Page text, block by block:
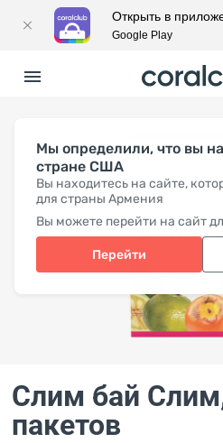
Мы определили, что вы
стране США
Вы находитесь на сайте,
для страны Армения
Вы можете перейти на сайт
Перейти
Слим бай Слим
пакетов
Открыть в
Google Play